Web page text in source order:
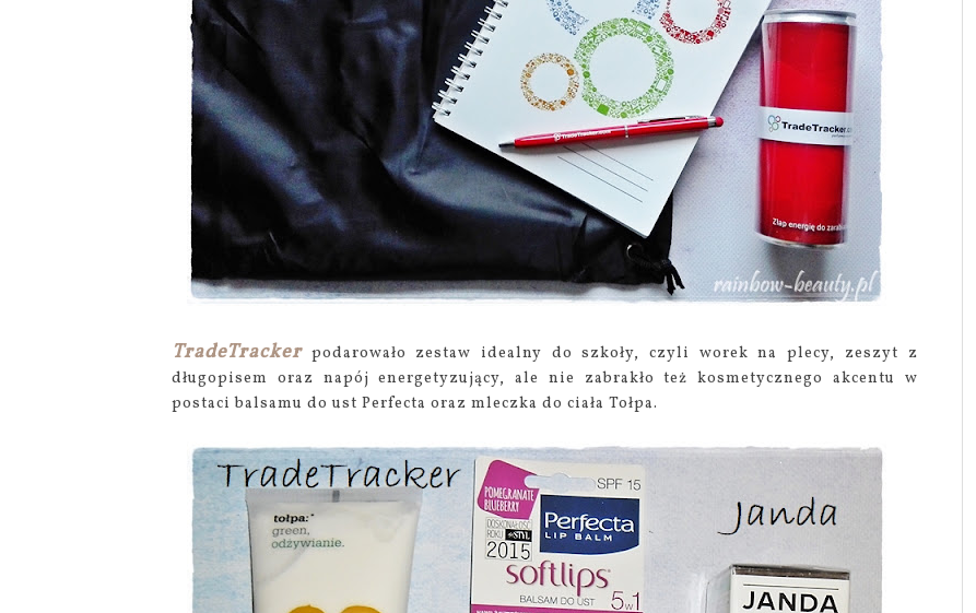
TradeTrackerpodarowało zestaw idealny do szkoły, czyli worek na plecy, zeszyt z
długopisem oraz napój energetyzujący, ale nie zabrakło też kosmetycznego akcentu w
postaci balsamu do ust Perfecta oraz mleczka do ciała Tołpa.